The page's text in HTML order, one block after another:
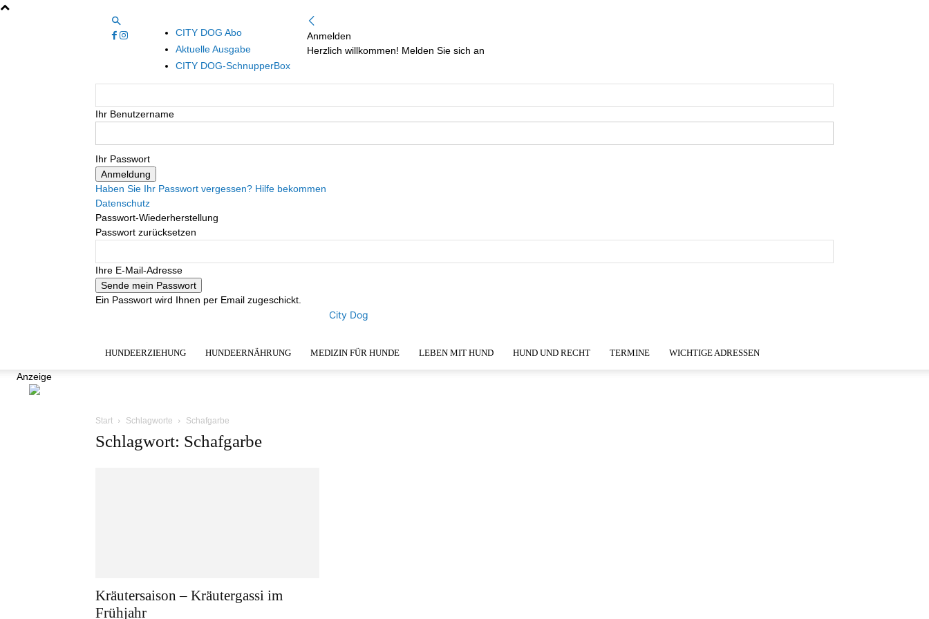
CITY DOG Abo
Aktuelle Ausgabe
CITY DOG-SchnupperBox
Anmelden
Herzlich willkommen! Melden Sie sich an
Ihr Benutzername
Ihr Passwort
Haben Sie Ihr Passwort vergessen? Hilfe bekommen
Datenschutz
Passwort-Wiederherstellung
Passwort zurücksetzen
Ihre E-Mail-Adresse
Ein Passwort wird Ihnen per Email zugeschickt.
City Dog
HUNDEERZIEHUNG HUNDEERNÄHRUNG MEDIZIN FÜR HUNDE LEBEN MIT HUND HUND UND RECHT TERMINE WICHTIGE ADRESSEN
Anzeige
Start Schlagworte Schafgarbe
Schlagwort: Schafgarbe
Kräutersaison – Kräutergassi im
Frühjahr